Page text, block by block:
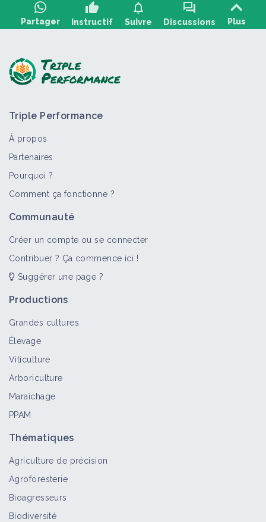
Partager
thumb_up
Instructif
notifications
Suivre
forum
Discussions Plus
Fiche technique
Triple Performance
À propos
Partenaires
Pourquoi ?
Comment ça fonctionne ?
Communauté
Créer un compte ou se connecter
Contribuer ? Ça commence ici !
Suggérer une page ?
Productions
Grandes cultures
Élevage
Viticulture
Arboriculture
Maraîchage
PPAM
Thématiques
Agriculture de précision
Agroforesterie
Bioagresseurs
Biodiversité